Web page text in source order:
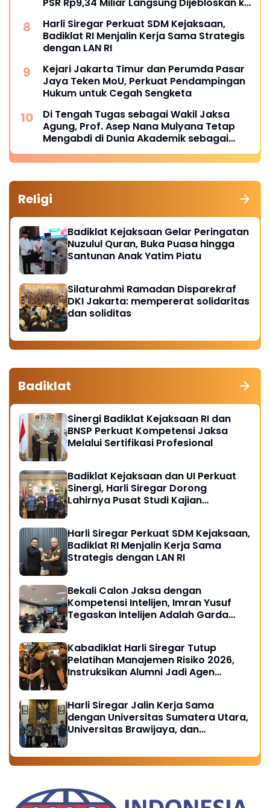
PSR Rp9,34 Miliar Langsung Dijebloskan ke
Harli Siregar Perkuat SDM Kejaksaan,
Badiklat RI Menjalin Kerja Sama Strategis
dengan LAN RI
Kejari Jakarta Timur dan Perumda Pasar
Jaya Teken MoU, Perkuat Pendampingan
Hukum untuk Cegah Sengketa
Di Tengah Tugas sebagai Wakil Jaksa
Agung, Prof. Asep Nana Mulyana Tetap
Mengabdi di Dunia Akademik sebagai
Penguji Promosi Doktor Unpad
Religi
Badiklat Kejaksaan Gelar Peringatan
Nuzulul Quran, Buka Puasa hingga
Santunan Anak Yatim Piatu
Silaturahmi Ramadan Disparekraf
DKI Jakarta: mempererat solidaritas
dan soliditas
Badiklat
Sinergi Badiklat Kejaksaan RI dan
BNSP Perkuat Kompetensi Jaksa
Melalui Sertifikasi Profesional
Badiklat Kejaksaan dan UI Perkuat
Sinergi, Harli Siregar Dorong
Lahirnya Pusat Studi Kajian
Harli Siregar Perkuat SDM Kejaksaan,
Badiklat RI Menjalin Kerja Sama
Strategis dengan LAN RI
Bekali Calon Jaksa dengan
Kompetensi Intelijen, Imran Yusuf
Tegaskan Intelijen Adalah Garda
Kabadiklat Harli Siregar Tutup
Pelatihan Manajemen Risiko 2026,
Instruksikan Alumni Jadi Agen
Harli Siregar Jalin Kerja Sama
dengan Universitas Sumatera Utara,
Universitas Brawijaya, dan
Peluang Pegawai Kejaksaan RI
Tempuh Pendidikan Doktor (S3)